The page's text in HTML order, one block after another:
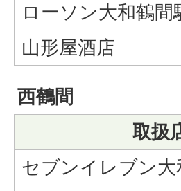
ローソン大和鶴間
山形屋酒店
西鶴間
取扱
セブンイレブン大